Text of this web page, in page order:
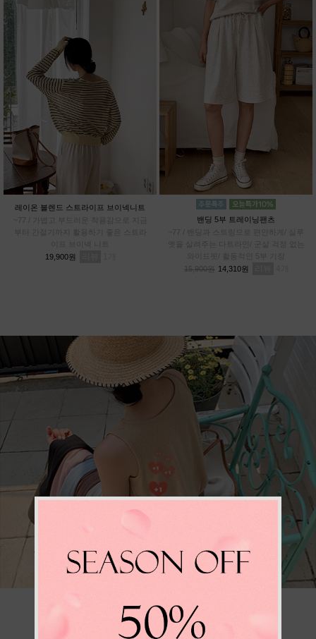
레이온 블렌드 스트라이프 브이넥니트
부터 간절기까지 활용하기 좋은 스트라
19,900원
밴딩 5부 트레이닝팬츠
~77 / 밴딩과 스트링으로 편안하게/ 실루
엣을 살려주는 다트라인/ 군살 걱정 없는
와이드핏/ 활동적인 5부 기장
15,900원 14,310원